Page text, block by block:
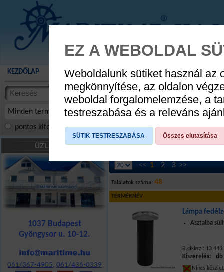
KEZDŐLAP AKCIÓS TERMÉKEK WEBÁRUHÁZ HÍREK
Minden termék
termékekben
cikkekben
pontos kifejezés összes szóra szóra, szótöredék
ÜZLETÜNK
1037 Budapest
Gyöngysor u. 10-12.
061/367-4905,061/436-0339
Világítás»Fedélzet világítás
<< 1 2 3 >>
Találatok száma: 48
TERMÉKNÉV
Lámpa
Asztalba
B.cikksz.:
Kiszerelés: db
Nincs
EZ A WEBOLDAL
Weboldalunk sütiket használ az
megkönnyítése, az oldalon
weboldal forgalomelemzése, a
testreszabása és a releváns
SÜTIK TESTRESZABÁSA Összes elutasítása